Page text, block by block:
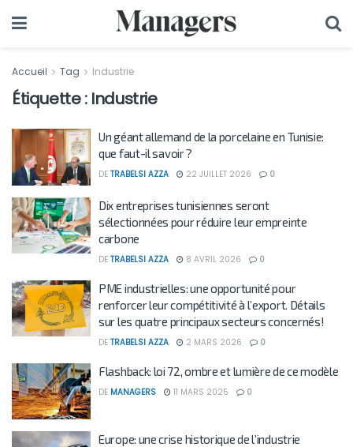
Accueil Tag Industrie
Étiquette : Industrie
Un géant allemand de la porcelaine en Tunisie:
que faut-il savoir ?
DE TRABELSI AZZA 22 JUILLET 2026 0
Dix entreprises tunisiennes seront
sélectionnées pour réduire leur empreinte
carbone
DE TRABELSI AZZA 8 AVRIL 2026 0
PME industrielles: une opportunité pour
renforcer leur compétitivité à l’export. Détails
sur les quatre principaux secteurs concernés!
DE TRABELSI AZZA 2 MARS 2026 0
Flashback: loi 72, ombre et lumière de ce modèle
DE MANAGERS 11 MARS 2025 0
Europe: une crise historique de l’industrie